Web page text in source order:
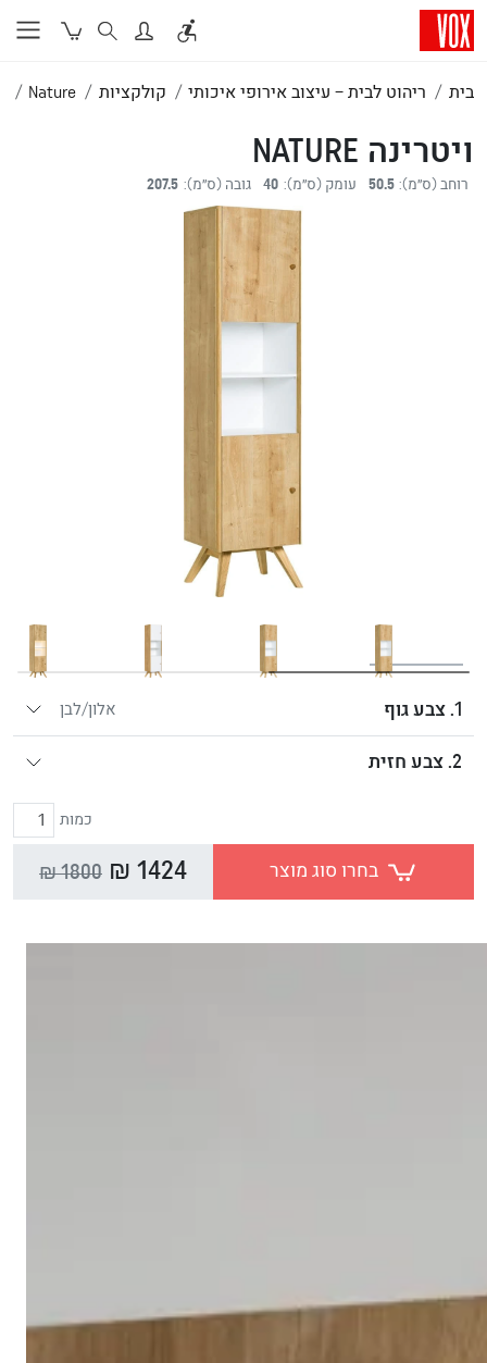
בית ריהוט לבית – עיצוב אירופי איכותי קולקציות Nature
ויטרינה NATURE
רוחב (ס״מ): 50.5 עומק (ס״מ): 40 גובה (ס״מ): 207.5
1. צבע גוף אלון/לבן
2. צבע חזית
כמות
בחרו סוג מוצר 1424 ₪
1800 ₪